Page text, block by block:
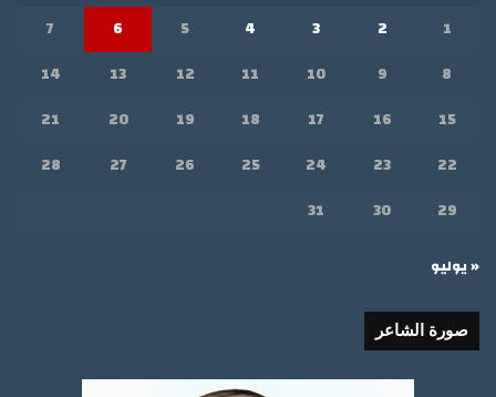
1
2
3
4
5
6
7
8
9
10
11
12
13
14
15
16
17
18
19
20
21
22
23
24
25
26
27
28
29
30
31
« يوليو
صورة الشاعر